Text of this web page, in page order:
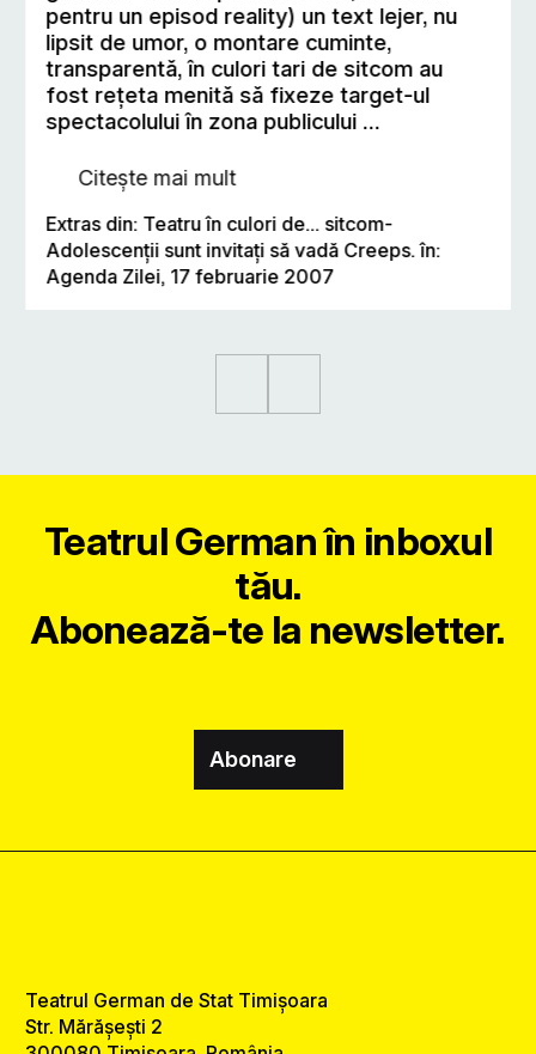
pentru un episod reality) un text lejer, nu
lipsit de umor, o montare cuminte,
transparentă, în culori tari de sitcom au
fost reţeta menită să fixeze target-ul
spectacolului în zona publicului …
Citește mai mult
Extras din: Teatru în culori de... sitcom-
Adolescenţii sunt invitaţi să vadă Creeps. în:
Agenda Zilei, 17 februarie 2007
Teatrul German în inboxul
tău.
Abonează-te la newsletter.
Abonare
Teatrul German de Stat Timișoara
Str. Mărășești 2